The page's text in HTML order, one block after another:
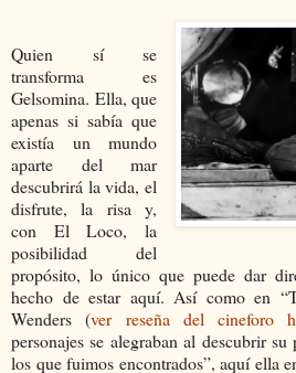
Quien sí se
transforma es
Gelsomina. Ella, que
apenas si sabía que
existía un mundo
aparte del mar
descubrirá la vida, el
disfrute, la risa y,
con El Loco, la
posibilidad del
propósito, lo único que puede dar
hecho de estar aquí. Así como en
Wenders (ver reseña del cineforo
personajes se alegraban al descubrir
los que fuimos encontrados”, aquí ella